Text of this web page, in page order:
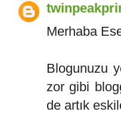
Merhaba
Blogunuzu
zor gibi
de artık